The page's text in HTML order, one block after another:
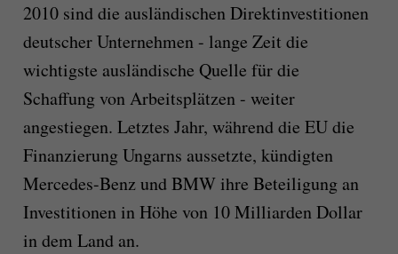
2010 sind die ausländischen Direktinvestitionen
deutscher Unternehmen - lange Zeit die
wichtigste ausländische Quelle für die
Schaffung von Arbeitsplätzen - weiter
angestiegen. Letztes Jahr, während die EU die
Finanzierung Ungarns aussetzte, kündigten
Mercedes-Benz und BMW ihre Beteiligung an
Investitionen in Höhe von 10 Milliarden Dollar
in dem Land an.